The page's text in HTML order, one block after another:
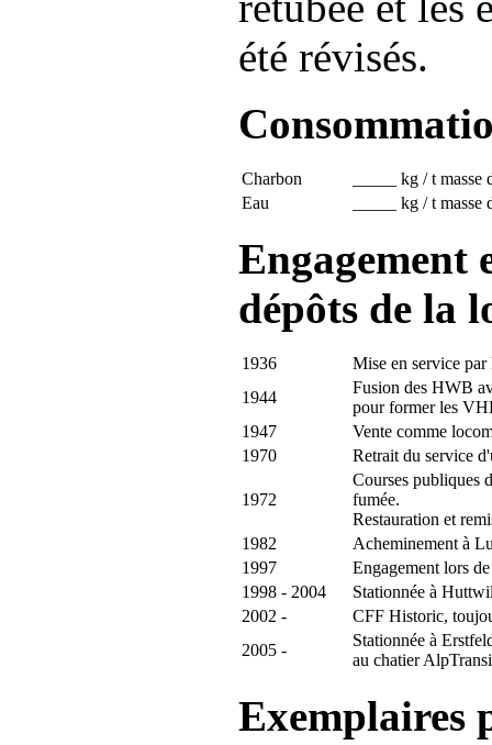
été révisés.
Charbon
_____ kg / t
Eau
_____ kg / t
Engagement
dépôts de la
1936
Mise en service
1944
Fusion des HWB
pour former les
1947
Vente comme
1970
Retrait du service
1972
Courses publiques
fumée.
Restauration et
1982
Acheminement à
1997
Engagement lors
1998 - 2004
Stationnée à
2002 -
CFF Historic,
2005 -
Stationnée à
au chatier
Exemplaires